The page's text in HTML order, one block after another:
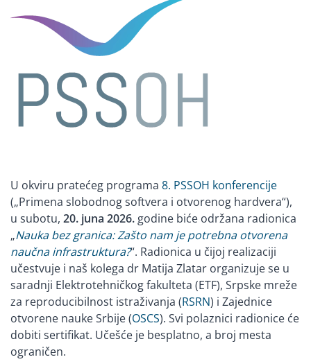
U okviru pratećeg programa 8. PSSOH konferencije
(„Primena slobodnog softvera i otvorenog hardvera“),
u subotu, 20. juna 2026. godine biće održana radionica
„Nauka bez granica: Zašto nam je potrebna otvorena
naučna infrastruktura?“. Radionica u čijoj realizaciji
učestvuje i naš kolega dr Matija Zlatar organizuje se u
saradnji Elektrotehničkog fakulteta (ETF), Srpske mreže
za reproducibilnost istraživanja (RSRN) i Zajednice
otvorene nauke Srbije (OSCS). Svi polaznici radionice će
dobiti sertifikat. Učešće je besplatno, a broj mesta
ograničen.